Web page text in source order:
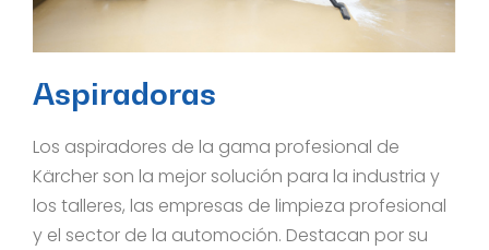
Aspiradoras
Los aspiradores de la gama profesional de
Kärcher son la mejor solución para la industria y
los talleres, las empresas de limpieza profesional
y el sector de la automoción. Destacan por su